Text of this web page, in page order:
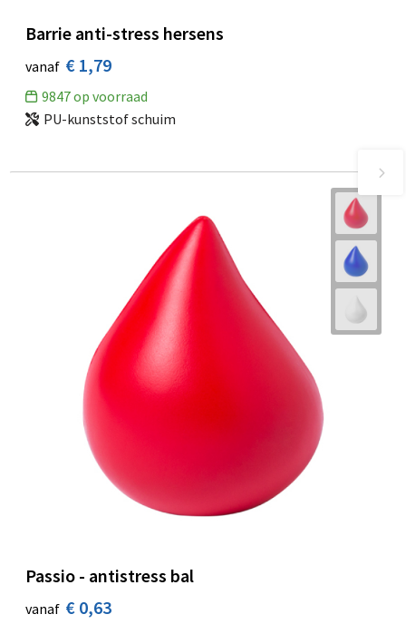
Barrie anti-stress hersens
vanaf € 1,79
9847op voorraad
PU-kunststof schuim
Passio - antistress bal
vanaf € 0,63